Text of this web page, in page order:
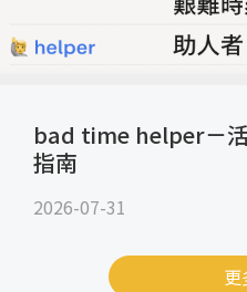
bad time helper－
指南
2026-07-31
更